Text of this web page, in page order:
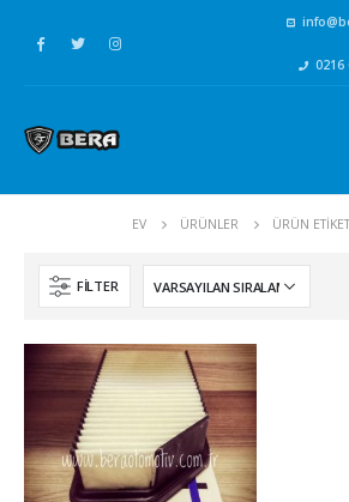
0216
EV ÜRÜNLER ÜRÜN
FILTER